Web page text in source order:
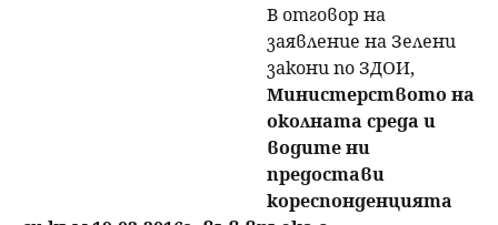
В отговор на
заявление на Зелени
закони по ЗДОИ,
Министерството на
околната среда и
водите ни
предостави
кореспонденцията